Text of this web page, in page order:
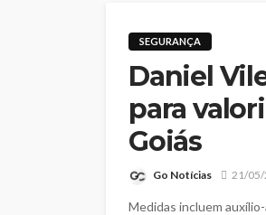
SEGURANÇA
Daniel
para
Goiás
Go Notícias 21/
Medidas incluem